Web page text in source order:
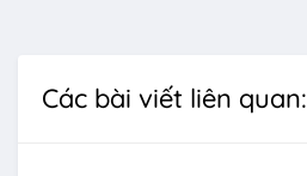
Các bài viết liên quan: